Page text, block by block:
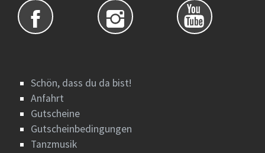
Schön, dass du da bist!
Anfahrt
Gutscheine
Gutscheinbedingungen
Tanzmusik